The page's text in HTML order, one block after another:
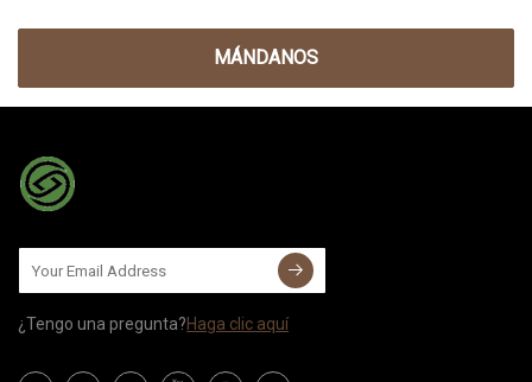
MÁNDANOS
¿Tengo una pregunta?Haga clic aquí